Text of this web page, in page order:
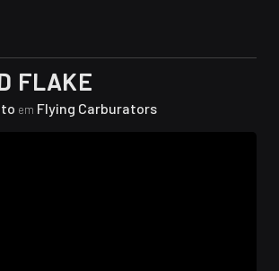
FLAKE
em Flying Carburators